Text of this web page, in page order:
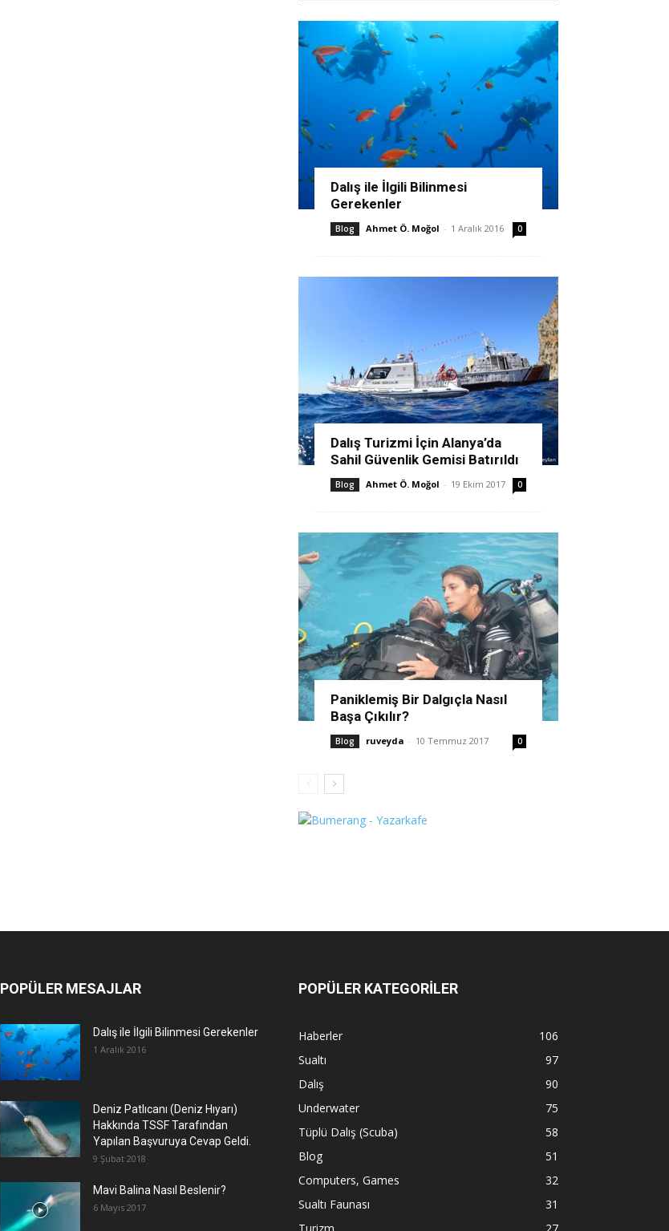
Dalış ile İlgili Bilinmesi
Gerekenler
Blog Ahmet Ö. Moğol - 1 Aralık 2016 0
Dalış Turizmi İçin Alanya’da
Sahil Güvenlik Gemisi Batırıldı
Blog Ahmet Ö. Moğol - 19 Ekim 2017 0
Paniklemiş Bir Dalgıçla Nasıl
Başa Çıkılır?
Blog ruveyda - 10 Temmuz 2017 0
POPÜLER MESAJLAR
Dalış ile İlgili Bilinmesi Gerekenler
1 Aralık 2016
Deniz Patlıcanı (Deniz Hıyarı)
Hakkında TSSF Tarafından
Yapılan Başvuruya Cevap Geldi.
9 Şubat 2018
Mavi Balina Nasıl Beslenir?
6 Mayıs 2017
POPÜLER KATEGORİLER
Haberler
106
Sualtı
97
Dalış
90
Underwater
75
Tüplü Dalış (Scuba)
58
Blog
51
Computers, Games
32
Sualtı Faunası
31